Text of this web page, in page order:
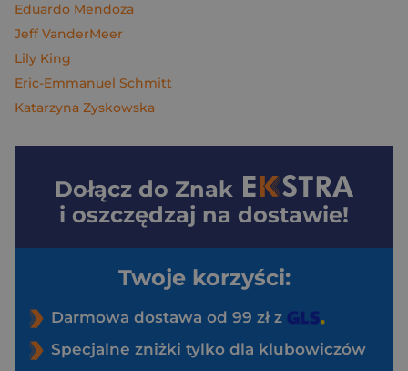
Eduardo Mendoza
Jeff VanderMeer
Lily King
Eric-Emmanuel Schmitt
Katarzyna Zyskowska
Dołącz do Znak
i oszczędzaj na dostawie!
Twoje korzyści:
Darmowa dostawa od 99 zł z
Specjalne zniżki tylko dla klubowiczów